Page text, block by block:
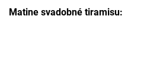
Matine svadobné tiramisu: